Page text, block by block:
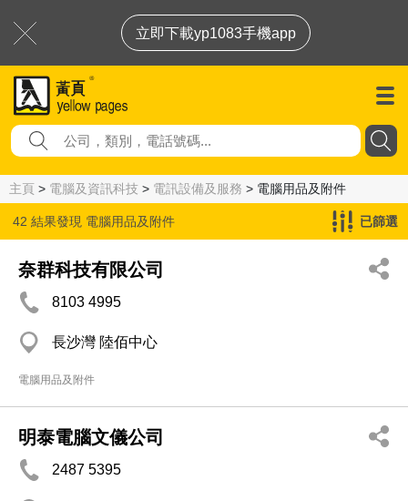
立即下載yp1083手機app
主頁 > 電腦及資訊科技 > 電訊設備及服務 > 電腦用品及附件
42 結果發現 電腦用品及附件 已篩選
奈群科技有限公司
8103 4995
長沙灣 陸佰中心
電腦用品及附件
明泰電腦文儀公司
2487 5395